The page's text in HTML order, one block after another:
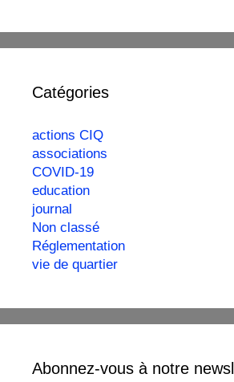
Catégories
actions CIQ
associations
COVID-19
education
journal
Non classé
Réglementation
vie de quartier
Abonnez-vous à notre